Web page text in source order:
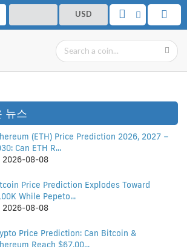
USD
뉴스
(ETH) Price Prediction 2026, 2027 –
Can ETH R...
2026-08-08
Price Prediction Explodes Toward
While Pepeto...
2026-08-08
Price Prediction: Can Bitcoin &
Reach $67,00...